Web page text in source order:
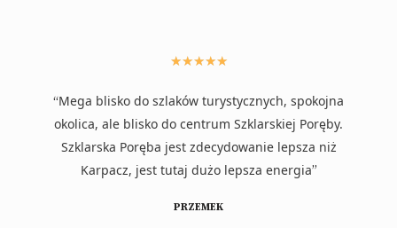
★★★★★
“Mega blisko do szlaków turystycznych, spokojna
okolica, ale blisko do centrum Szklarskiej Poręby.
Szklarska Poręba jest zdecydowanie lepsza niż
Karpacz, jest tutaj dużo lepsza energia”
PRZEMEK